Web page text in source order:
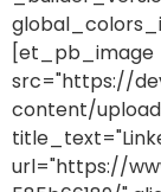
[et_pb_image
src="https://
content/
url="https://